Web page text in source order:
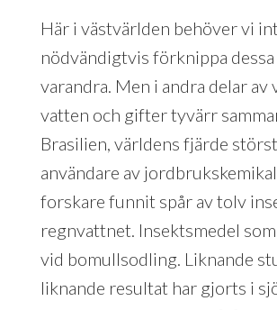
Här i västvärlden behöver vi
nödvändigtvis förknippa
varandra. Men i andra delar av
vatten och gifter tyvärr
Brasilien, världens fjärde
användare av
forskare funnit spår av tolv
regnvattnet. Insektsmedel
vid bomullsodling. Liknande
liknande resultat har gjorts i